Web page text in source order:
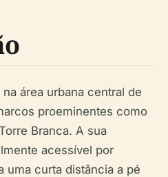
área urbana central de
proeminentes como
Branca. A sua
acessível por
uma curta distância a pé